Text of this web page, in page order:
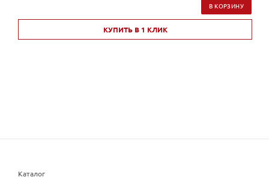
В КОРЗИНУ
КУПИТЬ В 1 КЛИК
Каталог